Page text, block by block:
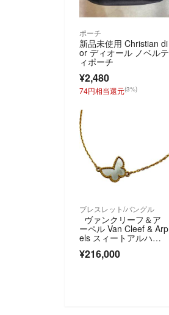
ポーチ
新品未使用 Christian di
or ディオール ノベルテ
ィポーチ
¥2,480
74円相当還元(3%)
ブレスレット/バングル
ヴァンクリーフ＆ア
ーペル Van Cleef & Arp
els スィートアルハン
ールド Au750 マザーオ
¥216,000